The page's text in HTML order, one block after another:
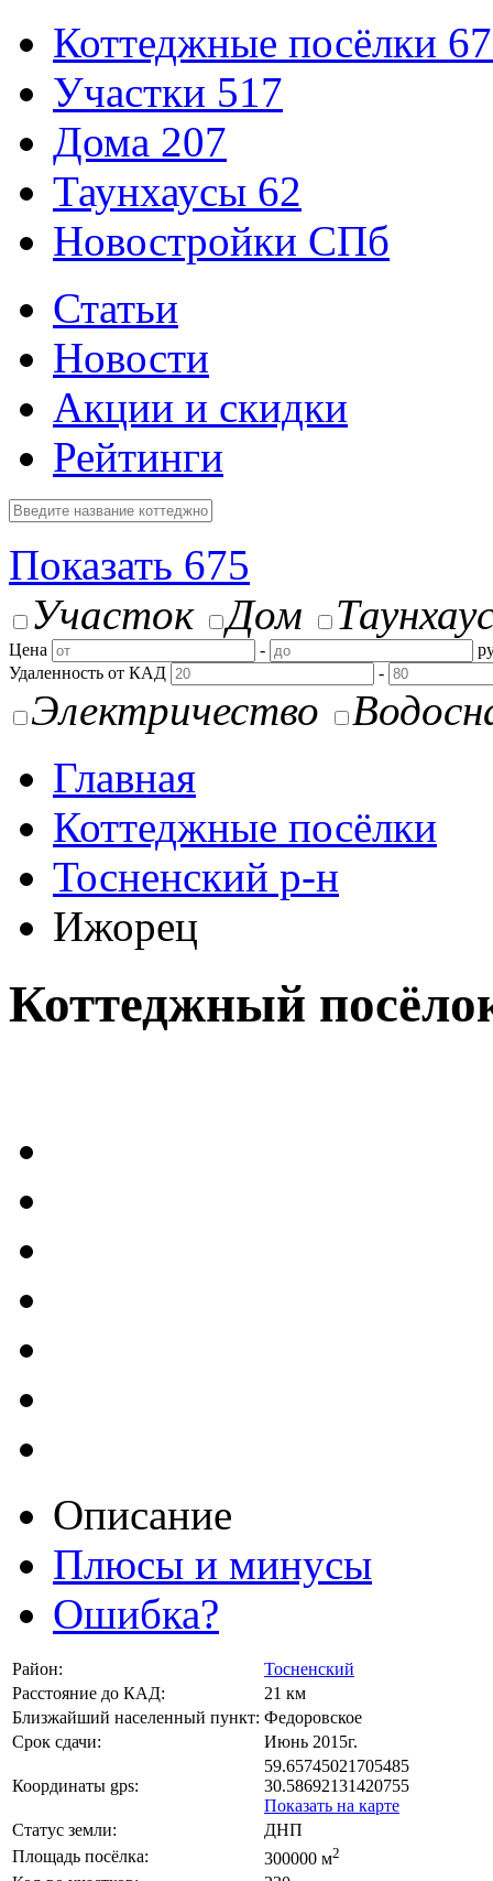
Коттеджные посёлки
Участки 517
Дома 207
Таунхаусы 62
Новостройки СПб
Статьи
Новости
Акции и скидки
Рейтинги
Показать 675
Участок
Дом
Цена -
Удаленность от КАД
-
Электричество
Главная
Коттеджные посёлки
Тосненский р-н
Ижорец
Коттеджный
Описание
Плюсы и минусы
Ошибка?
Район:
Тосненский
Расстояние до КАД:
21 км
Близжайший населенный пункт: Федоровское
Срок сдачи:
Июнь 2015г.
Координаты gps:
59.65745021705485
30.58692131420755
Показать на карте
Статус земли:
ДНП
Площадь посёлка:
300000 м2